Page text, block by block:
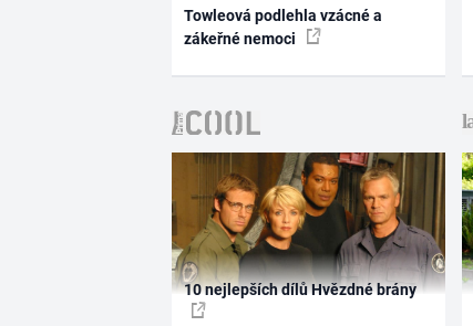
Towleová podlehla vzácné a
zákeřné nemoci
10 nejlepších dílů Hvězdné brány